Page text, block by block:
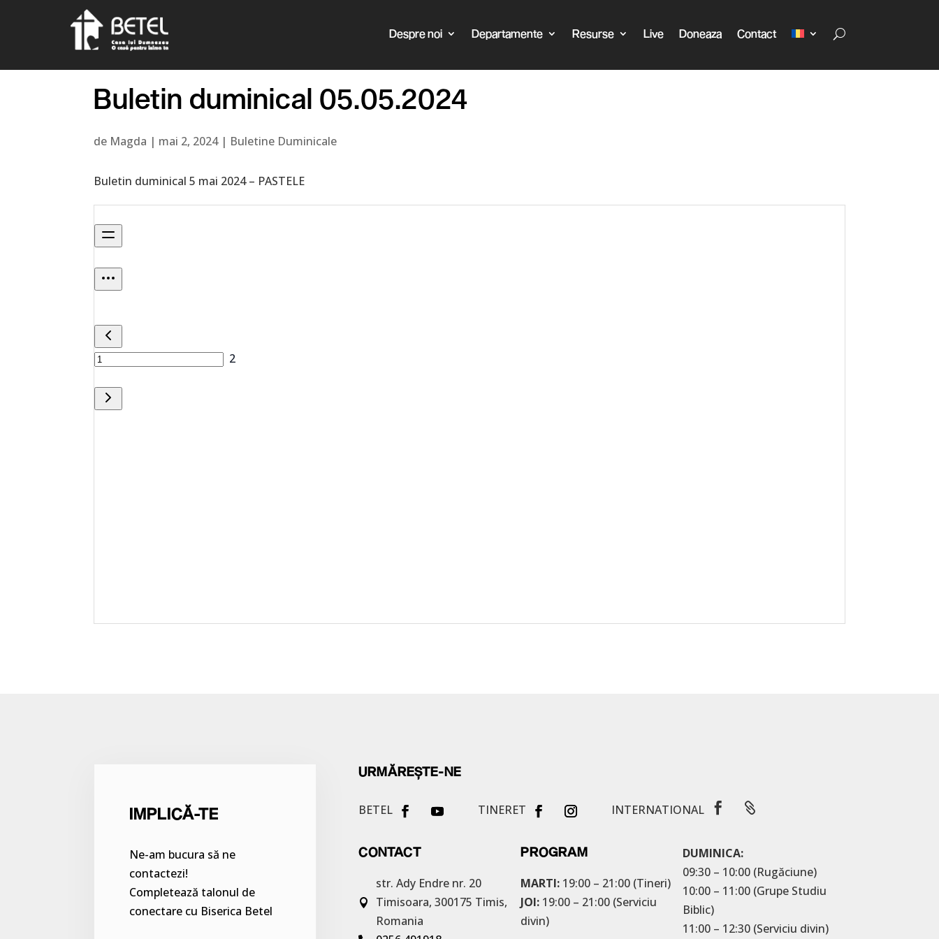
Despre noi Departamente Resurse Live Doneaza Contact
Buletin duminical 05.05.2024
de Magda | mai 2, 2024| Buletine Duminicale
Buletin duminical 5 mai 2024 – PASTELE
IMPLICĂ-TE
Ne-am bucura să ne
contactezi!
Completează talonul de
conectare cu Biserica Betel
URMĂREȘTE-NE
BETEL TINERET INTERNATIONAL  
CONTACT

str. Ady Endre nr. 20
Timisoara, 300175 Timis,
Romania
PROGRAM
MARTI: 19:00 – 21:00 (Tineri)
JOI: 19:00 – 21:00 (Serviciu
divin)
DUMINICA:
09:30 – 10:00 (Rugăciune)
10:00 – 11:00 (Grupe Studiu
Biblic)
11:00 – 12:30 (Serviciu divin)